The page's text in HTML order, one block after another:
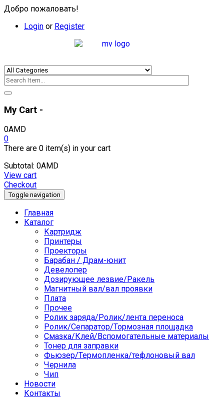
Добро пожаловать!
Login or Register
My Cart -
0AMD
0
There are 0 item(s) in your cart
Subtotal: 0AMD
View cart
Checkout
Toggle navigation
Главная
Каталог
Картридж
Принтеры
Проекторы
Барабан / Драм-юнит
Девелопер
Дозирующее лезвие/Ракель
Магнитный вал/вал проявки
Плата
Прочее
Ролик заряда/Ролик/лента переноса
Ролик/Сепаратор/Тормозная площадка
Смазка/Клей/Вспомогательные материалы
Тонер для заправки
Фьюзер/Термопленка/тефлоновый вал
Чернила
Чип
Новости
Контакты